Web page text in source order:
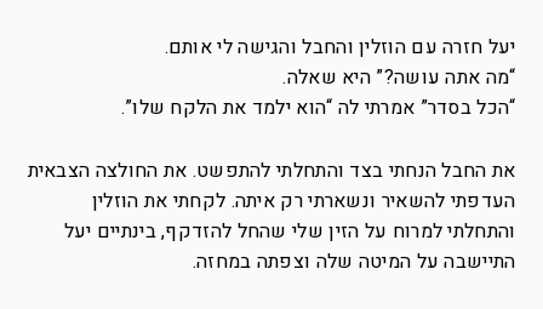
יעל חזרה עם הוזלין והחבל והגישה לי אותם.
“מה אתה עושה?” היא שאלה.
“הכל בסדר” אמרתי לה “הוא ילמד את הלקח שלו”.
את החבל הנחתי בצד והתחלתי להתפשט. את החולצה הצבאית
העדפתי להשאיר ונשארתי רק איתה. לקחתי את הוזלין
והתחלתי למרוח על הזין שלי שהחל להזדקף, בינתיים יעל
התיישבה על המיטה שלה וצפתה במחזה.